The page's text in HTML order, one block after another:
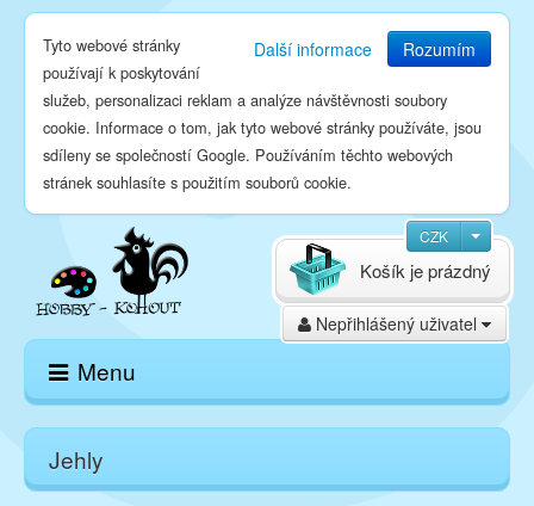
Další informace Rozumím
Tyto webové stránky
používají k poskytování
služeb, personalizaci reklam a analýze návštěvnosti soubory
cookie. Informace o tom, jak tyto webové stránky používáte, jsou
sdíleny se společností Google. Používáním těchto webových
stránek souhlasíte s použitím souborů cookie.
CZK
Nepřihlášený uživatel
Košík je prázdný
Menu
Domů
Jehly